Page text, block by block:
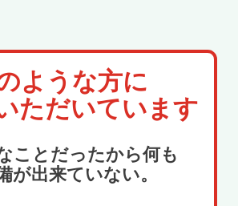
ような方に
ただいています
ことだったから何も
が出来ていない。